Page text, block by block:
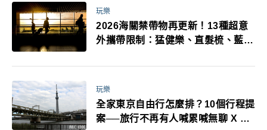
玩樂
2026海關禁帶物再更新！13種超意
外攜帶限制：猛健樂、直髮梳、藍牙
萬！注意事項一次看！
玩樂
全家東京自由行怎麼排？10個行程提
案──旅行不再有人喊累喊無聊 X 爸